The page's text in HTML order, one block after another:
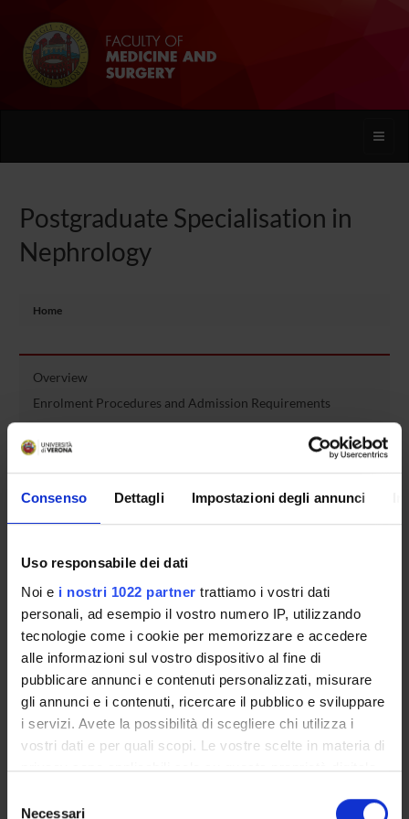
Consenso Dettagli Impostazioni degli annunci
Uso responsabile dei dati
Noi e i nostri 1022 partner trattiamo i vostri dati
personali, ad esempio il vostro numero IP, utilizzando
tecnologie come i cookie per memorizzare e accedere
alle informazioni sul vostro dispositivo al fine di
pubblicare annunci e contenuti personalizzati, misurare
gli annunci e i contenuti, ricercare il pubblico e sviluppare
i servizi. Avete la possibilità di scegliere chi utilizza i
vostri dati e per quali scopi. Le vostre scelte in materia di
privacy sono applicabili solo su questa proprietà digitale
modificare o revocare il proprio consenso in qualsiasi
Necessari
Toggle
Postgraduate Specialisation in
Nephrology
Home
Overview
Enrolment Procedures and Admission Requirements
Degree Programme
Courses
Governing bodies
International Students
OFFERTA FORMATIVA
SEMESTRE FILTRO
CORSI DI LAUREA